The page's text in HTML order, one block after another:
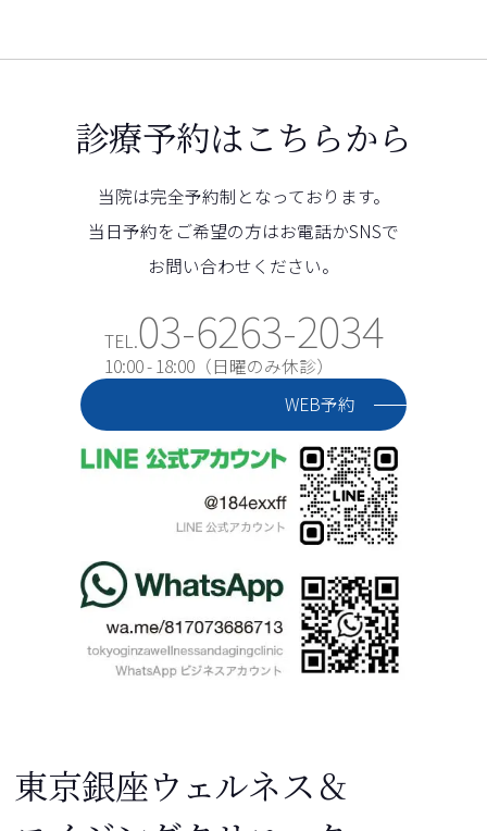
診療予約はこちらから
当院は完全予約制となっております。
当日予約をご希望の方はお電話かSNSで
お問い合わせください。
TEL.03-6263-2034
10:00 - 18:00（日曜のみ休診）
WEB予約
東京銀座ウェルネス＆